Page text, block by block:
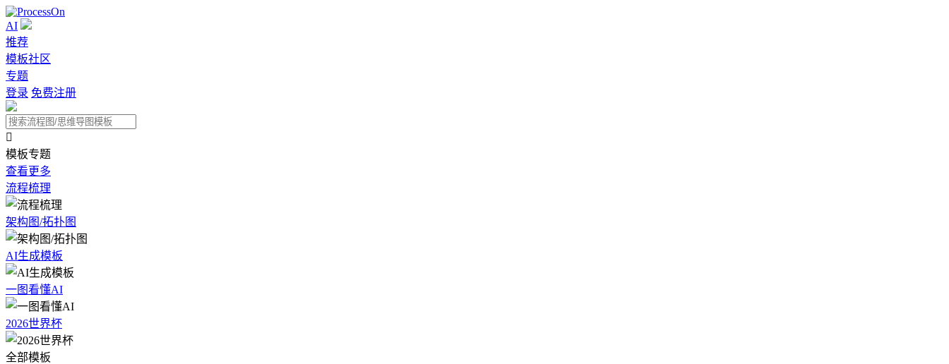
AI
推荐
模板社区
专题
登录 免费注册

模板专题
查看更多
流程梳理
架构图/拓扑图
AI生成模板
一图看懂AI
2026世界杯
全部模板